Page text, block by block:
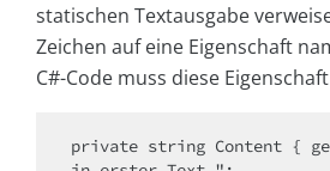
statischen Textausgabe
Zeichen auf eine Eigenschaft
C#-Code muss diese
private string Content {